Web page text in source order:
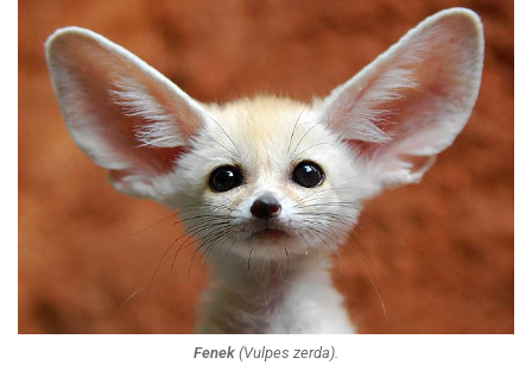
Fenek (Vulpes zerda).